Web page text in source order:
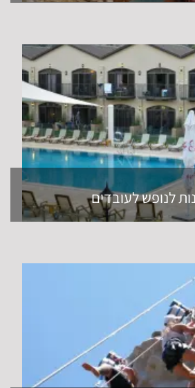
לנופש לעובדים